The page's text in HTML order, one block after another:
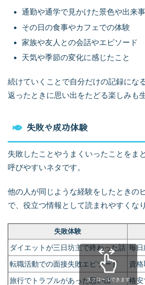
通勤や通学で見かけた景色や出来事
その日の食事やカフェでの体験
家族や友人との会話やエピソード
天気や季節の変化に感じたこと
続けていくことで自分だけの記録にな
返ったときに思い出をたどる楽しみも
失敗や成功体験
失敗したことやうまくいったことをま
呼びやすいネタです。
他の人が同じような経験をしたときの
で、役立つ情報として読まれやすくな
失敗体験
ダイエットが三日坊主で終わった話 毎
転職活動での面接失敗エピソード
資
旅行でトラブルがあった思い出
格
スクロールできます